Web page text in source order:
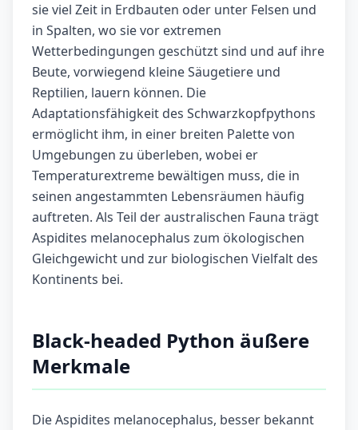
sie viel Zeit in Erdbauten oder unter Felsen und
in Spalten, wo sie vor extremen
Wetterbedingungen geschützt sind und auf ihre
Beute, vorwiegend kleine Säugetiere und
Reptilien, lauern können. Die
Adaptationsfähigkeit des Schwarz­kopf­pythons
ermöglicht ihm, in einer breiten Palette von
Umgebungen zu überleben, wobei er
Temperaturextreme bewältigen muss, die in
seinen angestammten Lebensräumen häufig
auftreten. Als Teil der australischen Fauna trägt
Aspidites melanocephalus zum ökologischen
Gleichgewicht und zur biologischen Vielfalt des
Kontinents bei.
Black-headed Python äußere
Merkmale
Die Aspidites melanocephalus, besser bekannt